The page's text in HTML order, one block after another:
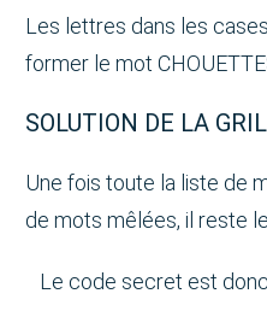
Les lettres dans les
former le mot
SOLUTION DE LA
Une fois toute la liste de
de mots mêlées, il reste
Le code secret est donc